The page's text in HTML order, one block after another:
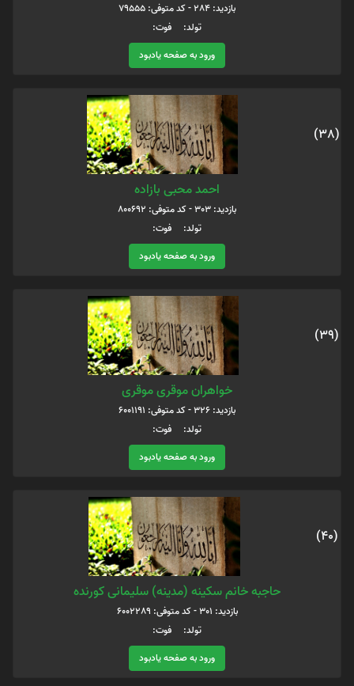
بازدید: 284 - کد متوفی: 79555
تولد: فوت:
ورود به صفحه یادبود
(38)
احمد محبی بازاده
بازدید: 303 - کد متوفی: 800692
تولد: فوت:
ورود به صفحه یادبود
(39)
خواهران موقری موقری
بازدید: 326 - کد متوفی: 6001191
تولد: فوت:
ورود به صفحه یادبود
(40)
حاجبه خانم سکینه (مدینه) سلیمانی کورنده
بازدید: 301 - کد متوفی: 6002289
تولد: فوت:
ورود به صفحه یادبود